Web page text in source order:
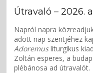
Útravaló – 2026.
Napról napra
adott nap szentjéhez
Adoremusliturgikus
Zoltán esperes, a
plébánosa ad útravalót.